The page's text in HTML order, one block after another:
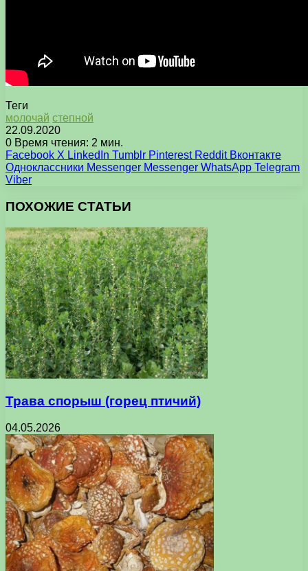
Теги
молочай степной
22.09.2020
0 Время чтения: 2 мин.
Facebook X LinkedIn Tumblr Pinterest Reddit Вконтакте
Одноклассники Messenger Messenger WhatsApp Telegram
Viber
ПОХОЖИЕ СТАТЬИ
Трава спорыш (горец птичий)
04.05.2026